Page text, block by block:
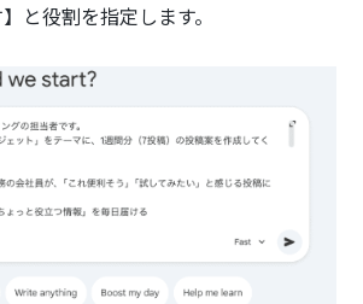
と役割を指定します。